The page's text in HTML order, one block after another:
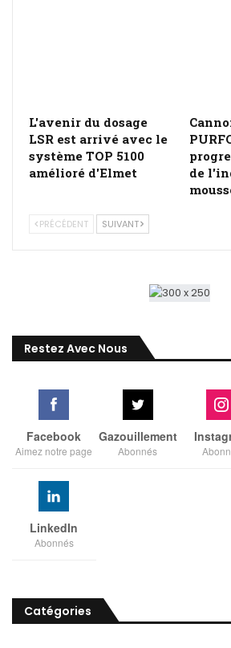
L'avenir du dosage
LSR est arrivé avec le
système TOP 5100
amélioré d'Elmet
de
PRÉCÉDENT SUIVANT
Restez Avec Nous
Facebook
Aimez notre page
Gazouillement
Abonnés
LinkedIn
Abonnés
Catégories